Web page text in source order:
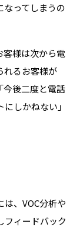
なってしまうの
客様は次から電
れるお客様が
今後二度と電話
しかねない」
、 VOC分析や
フィードバック